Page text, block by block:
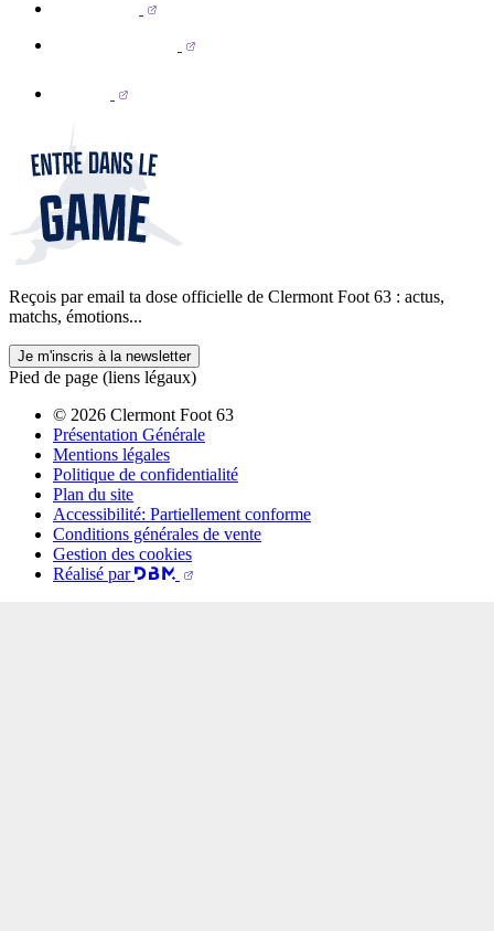
Reçois par email ta dose officielle de Clermont Foot 63 : actus,
matchs, émotions...
Je m'inscris à la newsletter
Pied de page (liens légaux)
© 2026 Clermont Foot 63
Présentation Générale
Mentions légales
Politique de confidentialité
Plan du site
Accessibilité: Partiellement conforme
Conditions générales de vente
Gestion des cookies
Réalisé par